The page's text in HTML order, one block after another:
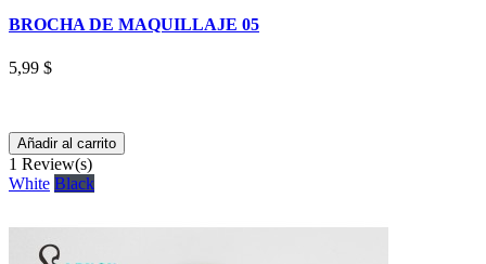
BROCHA DE MAQUILLAJE 05
5,99 $
Añadir al carrito
1 Review(s)
White Black